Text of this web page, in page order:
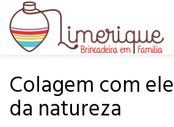
HOME PÁ-PUM
Colagem com
da natureza